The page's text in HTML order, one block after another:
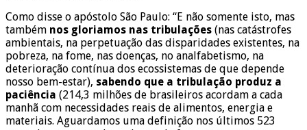
Como disse o apóstolo São Paulo: “E não somente isto, mas
também nos gloriamos nas tribulações (nas catástrofes
ambientais, na perpetuação das disparidades existentes, na
pobreza, na fome, nas doenças, no analfabetismo, na
deterioração contínua dos ecossistemas de que depende
nosso bem-estar), sabendo que a tribulação produz a
paciência (214,3 milhões de brasileiros acordam a cada
manhã com necessidades reais de alimentos, energia e
materiais. Aguardamos uma definição nos últimos 523